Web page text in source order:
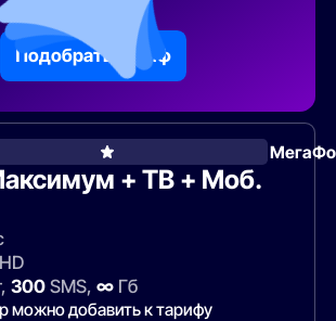
Подобрать тариф
+ ТВ + Моб.
HD
300SMS, ∞Гб
можно добавить к тарифу